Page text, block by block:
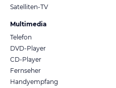
Satelliten-TV
Multimedia
Telefon
DVD-Player
CD-Player
Fernseher
Handyempfang